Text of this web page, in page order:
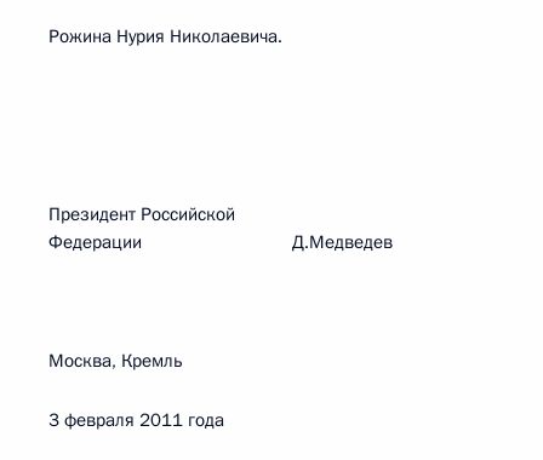
Рожина Нурия Николаевича.
Президент Российской
Федерации Д.Медведев
Москва, Кремль
3 февраля 2011 года